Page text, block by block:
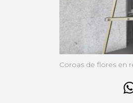
Coroas de flores en